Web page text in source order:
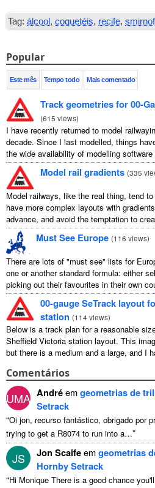
Tag: álcool ,coquetéis, recife,
Popular
Este mês Tempo todo Mais comentado
Track geometries for 00-
(615 views)
I have recently returned to model
decade. Since I last modelled, things
the wide availability of modelling
carefully ...
Model rail gradients (335
Model railways, like the real thing, tend
have more complex layouts with
advance, and avoid the temptation to
Must See Europe (116 views)
There are lots of "must see" lists for
one or another standard formula: either
picking out their favourites in their own
00-gauge SeTrack layout
station (114 views)
Below is a track plan for a reasonable
Sheffield Victoria station layout. This
but there is a medium and a large, and I
Comentários
UMA Andréemgeometrias de
Setrack
“Oi jon, recurso fantástico, obrigado por
trying to get a R8074 to run into a…”
JS Jon Scaifeemgeometrias
Hornby Setrack
“Hi Monique There is a good chance